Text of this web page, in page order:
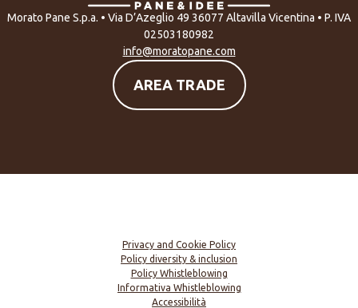
Morato Pane S.p.a. • Via D’Azeglio 49 36077 Altavilla Vicentina • P. IVA
02503180982
info@moratopane.com
AREA TRADE
Privacy and Cookie Policy
Policy diversity & inclusion
Policy Whistleblowing
Informativa Whistleblowing
Accessibilità